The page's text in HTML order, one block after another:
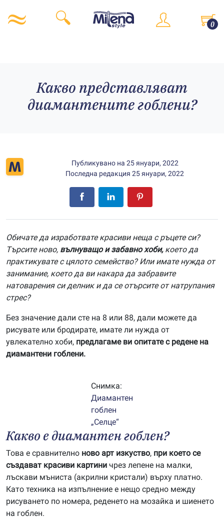
0
Какво представляват
диамантените гоблени?
Публикувано на 25 януари, 2022
Последна редакция 25 януари, 2022
Обичате да изработвате красиви неща с ръцете си?
Търсите ново, вълнуващо и забавно хоби,което да
практикувате с цялото семейство? Или имате нужда от
занимание, което да ви накара да забравите
натоварения си делник и да се отърсите от натрупания
стрес?
Без значение дали сте на 8 или 88, дали можете да
рисувате или бродирате, имате ли нужда от
увлекателно хоби, предлагаме ви опитате с редене на
диамантени гоблени.
Снимка:
Диамантен
гоблен
„Селце“
Какво е диамантен гоблен?
Това е сравнително ново арт изкуство, при което се
създават красиви картини чрез лепене на малки,
лъскави мъниста (акрилни кристали) върху платно.
Като техника на изпълнение е нещо средно между
рисуването по номера, реденето на мозайка и шиенето
на гоблен.